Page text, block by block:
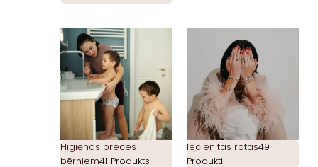
Higiēnas preces
bērniem41 Produkts
Iecienītas rotas49
Produkti